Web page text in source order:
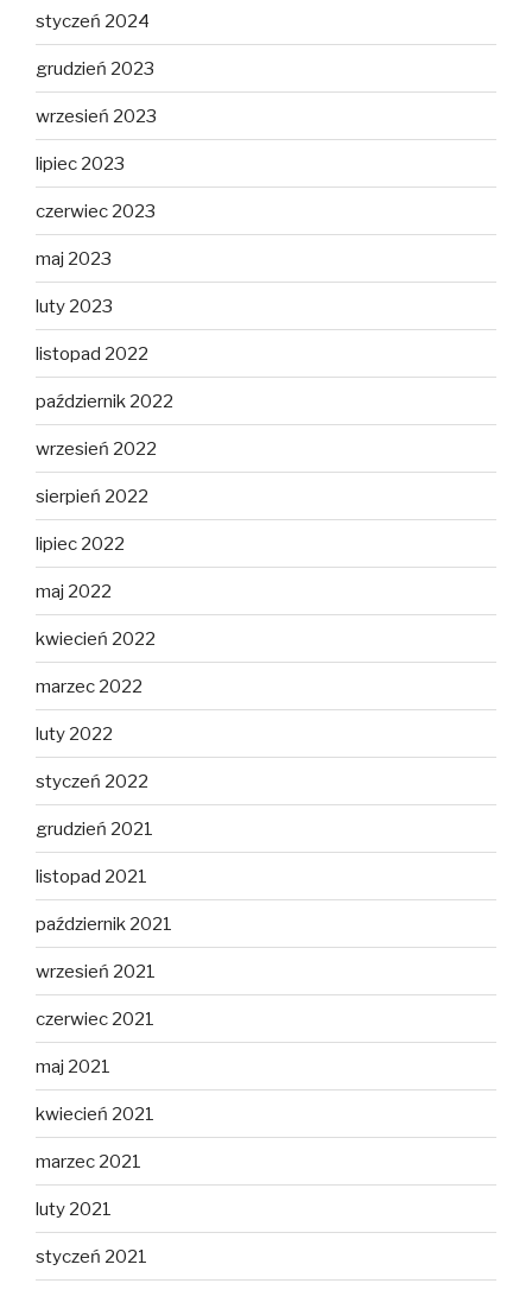
styczeń 2024
grudzień 2023
wrzesień 2023
lipiec 2023
czerwiec 2023
maj 2023
luty 2023
listopad 2022
październik 2022
wrzesień 2022
sierpień 2022
lipiec 2022
maj 2022
kwiecień 2022
marzec 2022
luty 2022
styczeń 2022
grudzień 2021
listopad 2021
październik 2021
wrzesień 2021
czerwiec 2021
maj 2021
kwiecień 2021
marzec 2021
luty 2021
styczeń 2021